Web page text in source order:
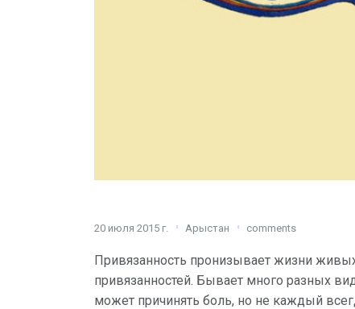
20 июля 2015 г. Арыстан comments
Привязанность пронизывает жизни
привязанностей. Бывает много разных
может причинять боль, но не каждый